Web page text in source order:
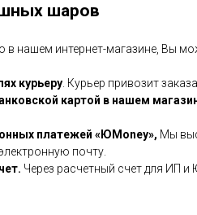
шаров
в нашем интернет-магазине, Вы
курьеру . Курьер привозит
картой в нашем
платежей «ЮMoney», Мы
почту.
Через расчетный счет для ИП и